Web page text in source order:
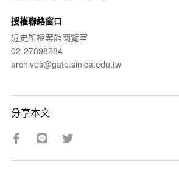
授權聯絡窗口
近史所檔案館閱覽室
02-27898284
archives@gate.sinica.edu.tw
分享本文